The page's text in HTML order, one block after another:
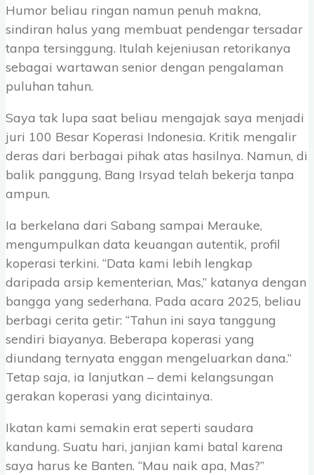
Humor beliau ringan namun penuh makna,
sindiran halus yang membuat pendengar tersadar
tanpa tersinggung. Itulah kejeniusan retorikanya
sebagai wartawan senior dengan pengalaman
puluhan tahun.
Saya tak lupa saat beliau mengajak saya menjadi
juri 100 Besar Koperasi Indonesia. Kritik mengalir
deras dari berbagai pihak atas hasilnya. Namun, di
balik panggung, Bang Irsyad telah bekerja tanpa
ampun.
Ia berkelana dari Sabang sampai Merauke,
mengumpulkan data keuangan autentik, profil
koperasi terkini. “Data kami lebih lengkap
daripada arsip kementerian, Mas,” katanya dengan
bangga yang sederhana. Pada acara 2025, beliau
berbagi cerita getir: “Tahun ini saya tanggung
sendiri biayanya. Beberapa koperasi yang
diundang ternyata enggan mengeluarkan dana.”
Tetap saja, ia lanjutkan – demi kelangsungan
gerakan koperasi yang dicintainya.
Ikatan kami semakin erat seperti saudara
kandung. Suatu hari, janjian kami batal karena
saya harus ke Banten. “Mau naik apa, Mas?”